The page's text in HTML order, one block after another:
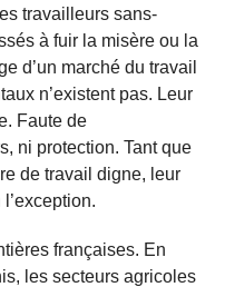
travailleurs sans-
à fuir la misère ou la
d’un marché du travail
n’existent pas. Leur
Faute de
ni protection. Tant que
de travail digne, leur
françaises. En
les secteurs agricoles